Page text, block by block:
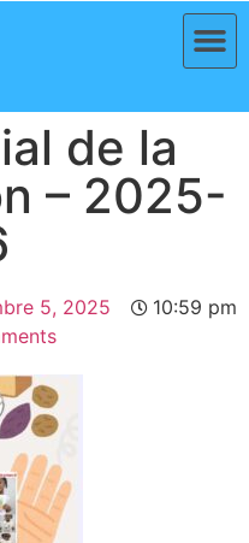
de la
– 2025-
5, 2025
10:59 pm